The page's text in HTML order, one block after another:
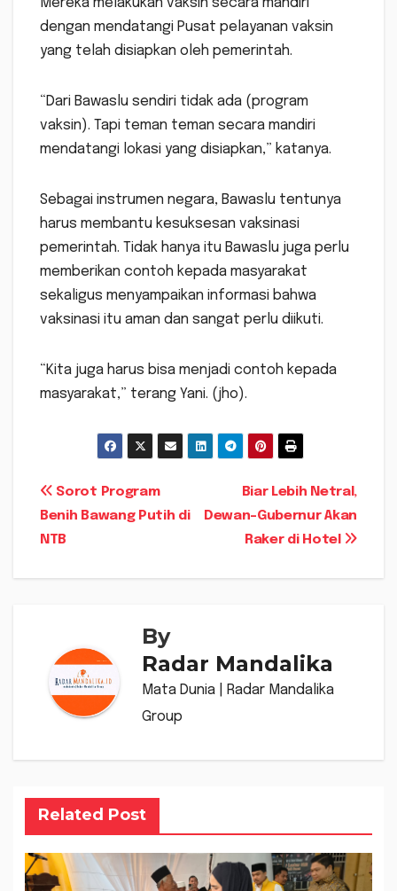
Mereka melakukan vaksin secara mandiri
dengan mendatangi Pusat pelayanan vaksin
yang telah disiapkan oleh pemerintah.
“Dari Bawaslu sendiri tidak ada (program
vaksin). Tapi teman teman secara mandiri
mendatangi lokasi yang disiapkan,” katanya.
Sebagai instrumen negara, Bawaslu tentunya
harus membantu kesuksesan vaksinasi
pemerintah. Tidak hanya itu Bawaslu juga perlu
memberikan contoh kepada masyarakat
sekaligus menyampaikan informasi bahwa
vaksinasi itu aman dan sangat perlu diikuti.
“Kita juga harus bisa menjadi contoh kepada
masyarakat,” terang Yani. (jho).
Navigasi
pos
Biar Lebih Netral,
Dewan-Gubernur Akan
Raker di Hotel
Sorot Program
Benih Bawang Putih di
NTB
By
Radar Mandalika
Mata Dunia | Radar Mandalika
Group
Related Post